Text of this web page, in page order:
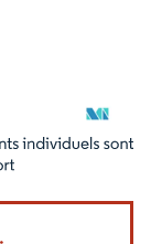
attribution sous CC BY